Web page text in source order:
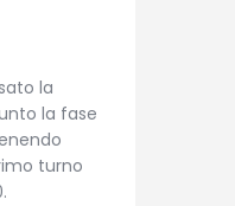
la
la fase
turno